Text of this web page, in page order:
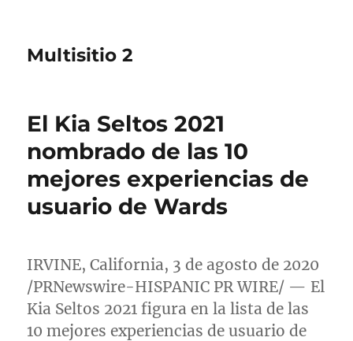
Multisitio 2
El Kia Seltos 2021
nombrado de las 10
mejores experiencias de
usuario de Wards
IRVINE, California, 3 de agosto de 2020
/PRNewswire-HISPANIC PR WIRE/ — El
Kia Seltos 2021 figura en la lista de las
10 mejores experiencias de usuario de